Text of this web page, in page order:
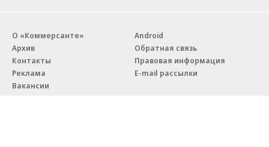
О «Коммерсанте»
Архив
Контакты
Реклама
Вакансии
Android
Обратная связь
Правовая информация
E-mail рассылки